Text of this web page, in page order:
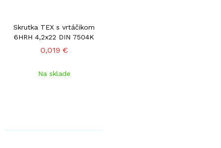
Skrutka TEX s vrtáčikom
6HRH 4,2x22 DIN 7504K
0,019 €
Na sklade